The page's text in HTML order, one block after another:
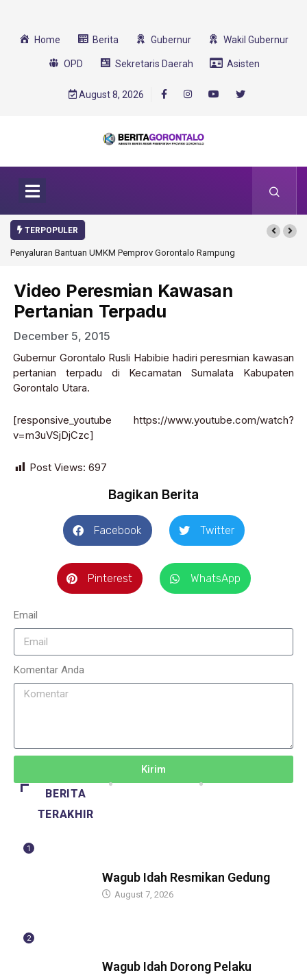
Home Berita Gubernur Wakil Gubernur
OPD Sekretaris Daerah Asisten
August 8, 2026
TERPOPULER
Penyaluran Bantuan UMKM Pemprov Gorontalo Rampung
Video Peresmian Kawasan
Pertanian Terpadu
December 5, 2015
Gubernur Gorontalo Rusli Habibie hadiri peresmian kawasan
pertanian terpadu di Kecamatan Sumalata Kabupaten
Gorontalo Utara.
[responsive_youtube https://www.youtube.com/watch?
v=m3uVSjDjCzc]
Post Views: 697
Bagikan Berita
Facebook Twitter
Pinterest WhatsApp
Email
Komentar Anda
Kirim
BERITA
TERAKHIR
1
Wagub Idah Resmikan Gedung
August 7, 2026
2
Wagub Idah Dorong Pelaku